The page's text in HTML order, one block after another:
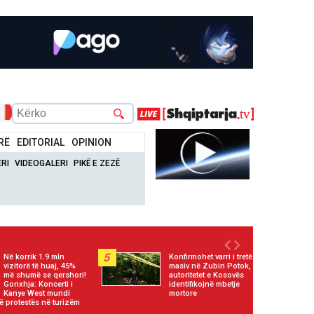
EDITORIAL OPINION
VIDEOGALERI PIKË E ZEZË
Në korrik 1.9 mln
vizitorë të huaj, 45%
më shumë se qershori!
Gonxhja: Koncerti i
Kanye West mundi
protestës në turizëm
5
Konfirmohet varri i tretë
masiv në Zubin Potok,
autoritetet e Kosovës
identifikojnë mbetje
mortore